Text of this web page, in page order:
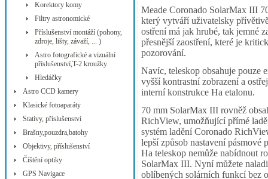
Korektory komy
Filtry astronomické
Příslušenství montáží (pohony,
zdroje, lišty, závaží, ... )
Astro fotografické a vizuální
příslušenství,T-2 kroužky
Hledáčky
Astro CCD kamery
Klasické fotoaparáty
Stativy, příslušenství
Brašny,pouzdra,batohy
Objektivy, příslušenství
Čištění optiky
GPS Navigace
Meade Coronado SolarMax III
který vytváří uživatelsky
ostření má jak hrubé, tak jemné
přesnější zaostření, které je
pozorování.
Navíc, teleskop obsahuje pouze
vyšší kontrastní zobrazení a
interní konstrukce Ha etalonu.
70 mm SolarMax III rovněž
RichView, umožňující přímé
systém ladění Coronado
lepší způsob nastavení
Ha teleskop nemůže nabídnout
SolarMax III. Nyní můžete
oblíbených solárních funkcí bez